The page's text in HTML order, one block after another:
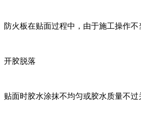
防火板在贴面过程中，由于施工操作不
开胶脱落
贴面时胶水涂抹不均匀或胶水质量不过关